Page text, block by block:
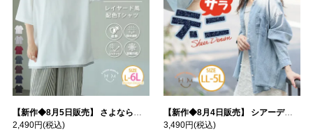
【新作◆8月5日販売】 さよなら猛暑 涼しさを着る 遮熱 接触冷感 吸水・速乾 五分袖 コンフォートメッシュ 配色レイヤード 風ゆる Tシャツ | 大きいサイズの通販ならハッピーマリリン
2,490円(税込)
【新作◆8月4日販売】 シアーデニムで お洒落に肌隠し | 大きいサイズの通販ならハッピーマリリン
3,490円(税込)